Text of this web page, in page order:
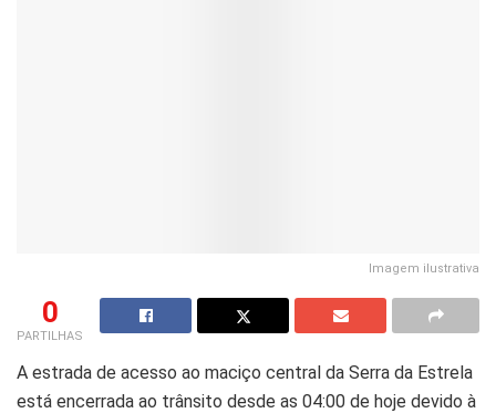
Imagem ilustrativa
0
PARTILHAS
A estrada de acesso ao maciço central da Serra da Estrela
está encerrada ao trânsito desde as 04:00 de hoje devido à